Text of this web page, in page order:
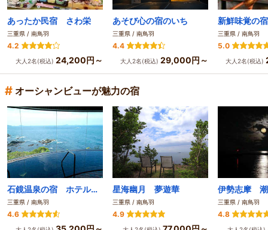
あったか民宿 さわ栄
三重県 / 南鳥羽
4.2
大人2名(税込) 24,200円～
あそび心の宿のいち
三重県 / 南鳥羽
4.4
大人2名(税込) 29,000円～
三重県 / 南鳥羽
5.0
大人2名(税込)
# オーシャンビューが魅力の宿
石鏡温泉の宿 ホテルいじか荘
三重県 / 南鳥羽
4.6
星海幽月 夢遊華
三重県 / 南鳥羽
4.9
三重県 / 南鳥羽
4.8